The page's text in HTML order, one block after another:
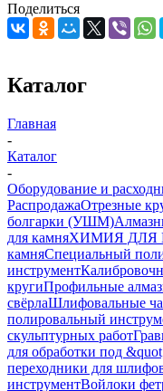
Поделиться
Каталог
Главная
-
Каталог
-
Оборудование и
РаспродажаОтрезные
болгарки (УШМ)
для камняХИМИЯ ДЛЯ
камняСпециальный
инструмент
кругиПрофильные
свёрлаШлифовальные
полировальный
скульптурных работ
для обработки под
переходники для
инструментВойлоки